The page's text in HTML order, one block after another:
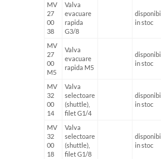
MV
27
00
38
Valva
evacuare
rapida
G3/8
disponibil
in stoc
MV
27
00
M5
Valva
evacuare
rapida M5
disponibil
in stoc
MV
32
00
14
Valva
selectoare
(shuttle),
filet G1/4
disponibil
in stoc
MV
32
00
18
Valva
selectoare
(shuttle),
filet G1/8
disponibil
in stoc